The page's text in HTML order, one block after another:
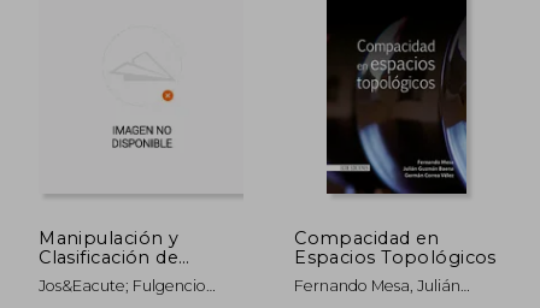
dcto.
Manipulación y
Clasificación de
Superficies
Compactas
Jos&Eacute; Fulgencio
Compacidad en
Espacios Topológicos
Fernando Mesa, Julián